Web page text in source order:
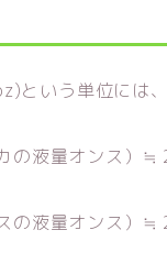
という単位には
の液量オンス）
の液量オンス）